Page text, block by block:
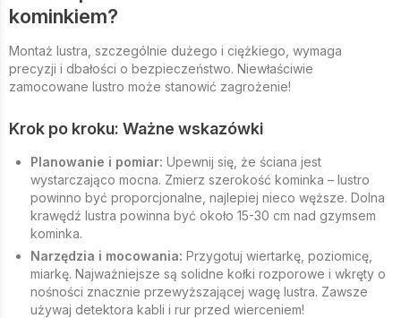
kominkiem?
Montaż lustra, szczególnie dużego i ciężkiego, wymaga
precyzji i dbałości o bezpieczeństwo. Niewłaściwie
zamocowane lustro może stanowić zagrożenie!
Krok po kroku: Ważne wskazówki
Planowanie i pomiar: Upewnij się, że ściana jest
wystarczająco mocna. Zmierz szerokość kominka – lustro
powinno być proporcjonalne, najlepiej nieco węższe. Dolna
krawędź lustra powinna być około 15-30 cm nad gzymsem
kominka.
Narzędzia i mocowania: Przygotuj wiertarkę, poziomicę,
miarkę. Najważniejsze są solidne kołki rozporowe i wkręty o
nośności znacznie przewyższającej wagę lustra. Zawsze
używaj detektora kabli i rur przed wierceniem!